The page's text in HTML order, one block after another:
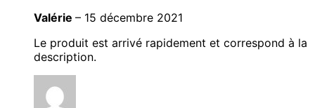
Valérie – 15 décembre 2021
Le produit est arrivé rapidement et correspond à la
description.